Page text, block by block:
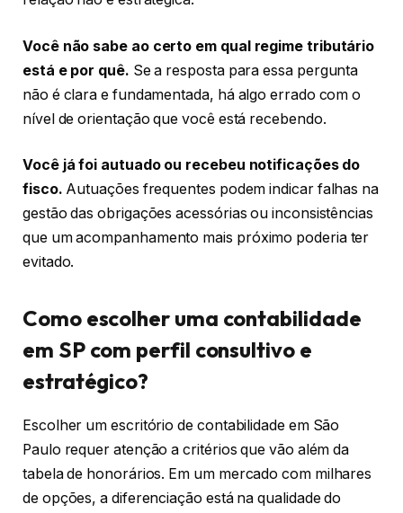
Você não sabe ao certo em qual regime tributário
está e por quê. Se a resposta para essa pergunta
não é clara e fundamentada, há algo errado com o
nível de orientação que você está recebendo.
Você já foi autuado ou recebeu notificações do
fisco. Autuações frequentes podem indicar falhas na
gestão das obrigações acessórias ou inconsistências
que um acompanhamento mais próximo poderia ter
evitado.
Como escolher uma contabilidade
em SP com perfil consultivo e
estratégico?
Escolher um escritório de contabilidade em São
Paulo requer atenção a critérios que vão além da
tabela de honorários. Em um mercado com milhares
de opções, a diferenciação está na qualidade do